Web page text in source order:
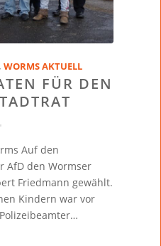
WORMS AKTUELL
FÜR DEN
Auf den
AfD den Wormser
Friedmann gewählt.
Kindern war vor